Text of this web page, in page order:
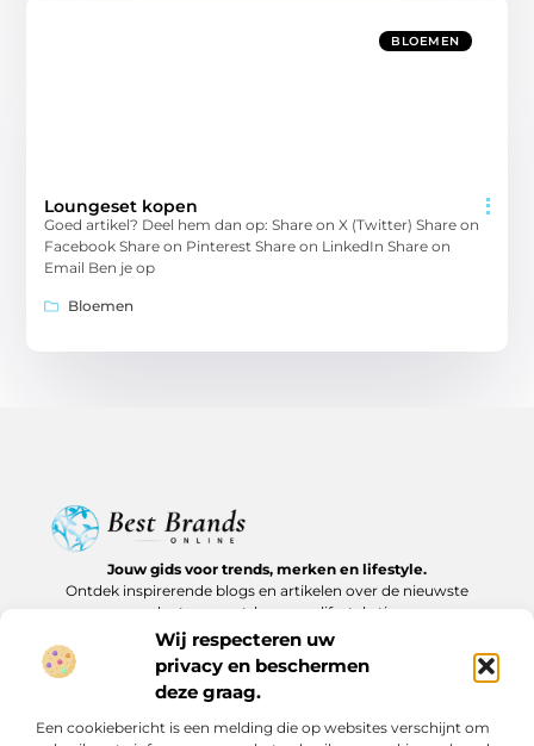
Wij respecteren uw
privacy en beschermen
deze graag.
Een cookiebericht is een melding die op websites verschijnt om
BLOEMEN
Loungeset kopen
Goed artikel? Deel hem dan op: Share on X (Twitter) Share on
Facebook Share on Pinterest Share on LinkedIn Share on
Email Ben je op
Bloemen
Jouw gids voor trends, merken en lifestyle.
Ontdek inspirerende blogs en artikelen over de nieuwste
producten, must-haves en lifestyle tips.
Bericht categorie